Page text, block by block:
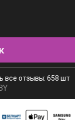
все отзывы: 658 шт